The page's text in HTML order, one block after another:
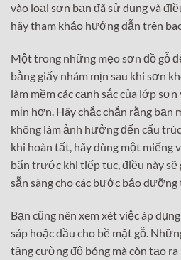
vào loại sơn bạn đã sử dụng và
hãy tham khảo hướng dẫn trên
Một trong những mẹo sơn đồ gỗ
bằng giấy nhám mịn sau khi sơn
làm mềm các cạnh sắc của lớp
mịn hơn. Hãy chắc chắn rằng bạn
không làm ảnh hưởng đến cấu
khi hoàn tất, hãy dùng một miếng
bẩn trước khi tiếp tục, điều này sẽ
sẵn sàng cho các bước bảo
Bạn cũng nên xem xét việc áp
sáp hoặc dầu cho bề mặt gỗ.
tăng cường độ bóng mà còn tạo